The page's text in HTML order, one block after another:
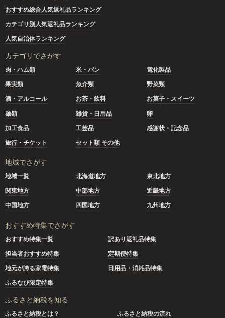
おすすめ総合人気返礼品ランキング
カテゴリ別人気返礼品ランキング
人気自治体ランキング
カテゴリでさがす
肉・ハム類 米・パン
電化製品
果実類
魚介類
野菜類
酒・アルコール
お茶・飲料
お菓子・スイーツ
麺類
雑貨・日用品
卵
加工食品
工芸品
感謝状・記念品
旅行・チケット
セット類 その他
地域でさがす
地域一覧 北海道地方
東北地方
関東地方
中部地方
近畿地方
中国地方
四国地方 九州地方
おすすめ特集でさがす
おすすめ特集一覧
訳あり返礼品特集
担当者おすすめ特集
定期便特集
地元が誇る家電特集
日用品・消耗品特集
ふるなび限定特集
ふるさと納税を知る
ふるさと納税とは？
ふるさと納税の流れ